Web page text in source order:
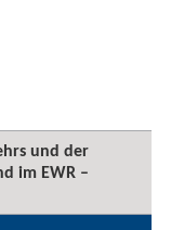
und der
im EWR –